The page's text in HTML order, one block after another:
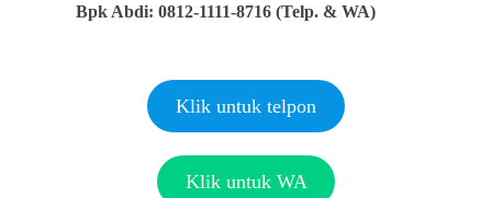
Bpk Abdi: 0812-1111-8716 (Telp. & WA)
Klik untuk telpon
Klik untuk WA